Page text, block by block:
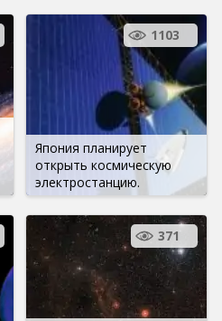
Япония планирует
открыть космическую
электростанцию.
1103
371